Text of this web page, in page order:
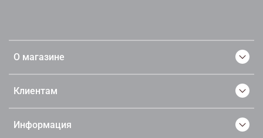
О магазине
Клиентам
Информация